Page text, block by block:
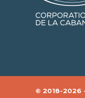
© 2018-2026